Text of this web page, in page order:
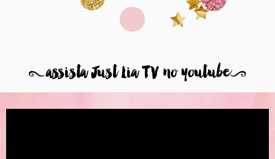
8assista Just Lia TV no youtube9